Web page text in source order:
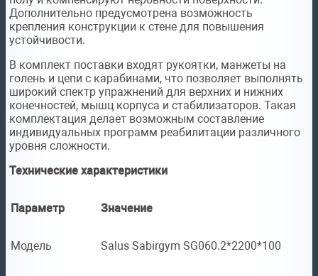
Дополнительно предусмотрена возможность
крепления конструкции к стене для повышения
устойчивости.
В комплект поставки входят рукоятки, манжеты на
голень и цепи с карабинами, что позволяет выполнять
широкий спектр упражнений для верхних и нижних
конечностей, мышц корпуса и стабилизаторов. Такая
комплектация делает возможным составление
индивидуальных программ реабилитации различного
уровня сложности.
Технические характеристики
Параметр Значение
Модель Salus Sabirgym SG060.2*2200*100